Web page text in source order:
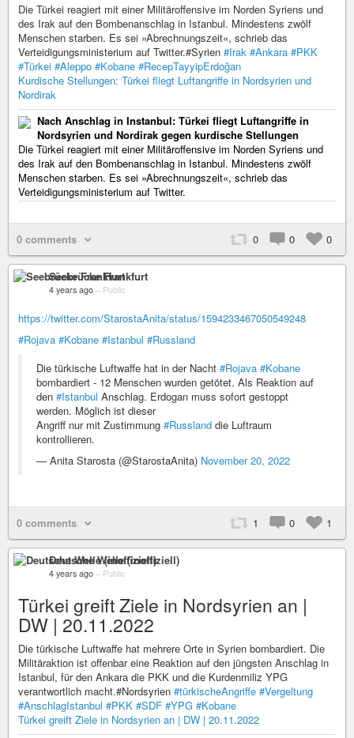
Die Türkei reagiert mit einer Militäroffensive im Norden Syriens und
des Irak auf den Bombenanschlag in Istanbul. Mindestens zwölf
Menschen starben. Es sei »Abrechnungszeit«, schrieb das
Verteidigungsministerium auf Twitter.#Syrien #Irak #Ankara #PKK
#Türkei #Aleppo #Kobane #RecepTayyipErdoğan
Kurdische Stellungen: Türkei fliegt Luftangriffe in Nordsyrien und
Nordirak
Nach Anschlag in Instanbul: Türkei fliegt Luftangriffe in
Nordsyrien und Nordirak gegen kurdische Stellungen
Die Türkei reagiert mit einer Militäroffensive im Norden Syriens und
des Irak auf den Bombenanschlag in Istanbul. Mindestens zwölf
Menschen starben. Es sei »Abrechnungszeit«, schrieb das
Verteidigungsministerium auf Twitter.
0 comments 0 0 0
Seebrücke Frankfurt
4 years ago – Public
https://twitter.com/StarostaAnita/status/1594233467050549248
#Rojava #Kobane #Istanbul #Russland
Die türkische Luftwaffe hat in der Nacht #Rojava #Kobane
bombardiert - 12 Menschen wurden getötet. Als Reaktion auf
den #Istanbul Anschlag. Erdogan muss sofort gestoppt
werden. Möglich ist dieser
Angriff nur mit Zustimmung #Russland die Luftraum
kontrollieren.
— Anita Starosta (@StarostaAnita) November 20, 2022
0 comments 1 0 1
Deutsche Welle (inoffiziell)
4 years ago – Public
Türkei greift Ziele in Nordsyrien an |
DW | 20.11.2022
Die türkische Luftwaffe hat mehrere Orte in Syrien bombardiert. Die
Militäraktion ist offenbar eine Reaktion auf den jüngsten Anschlag in
Istanbul, für den Ankara die PKK und die Kurdenmiliz YPG
verantwortlich macht.#Nordsyrien #türkischeAngriffe #Vergeltung
#AnschlagIstanbul #PKK #SDF #YPG #Kobane
Türkei greift Ziele in Nordsyrien an | DW | 20.11.2022